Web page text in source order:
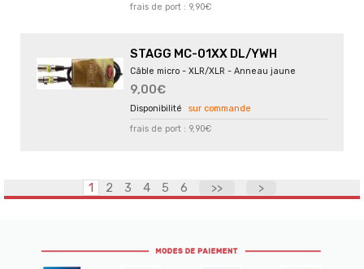
frais de port : 9,90€
STAGG MC-01XX DL/YWH
Câble micro - XLR/XLR - Anneau jaune
9,00€
sur commande
frais de port : 9,90€
1 2 3 4 5 6 >> >